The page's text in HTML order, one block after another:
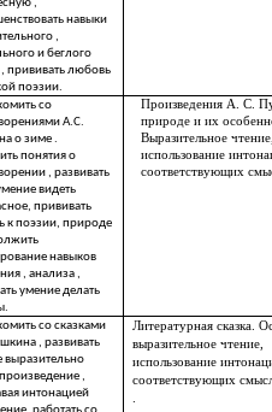
,
навыки
,
и беглого
, прививать любовь
поэзии.
со
А.С.
о зиме .
понятия о
, развивать
видеть
прививать
к поэзии, природе
навыков
, анализа ,
умение делать
Произведения А. С.
природе и их
Выразительное
использование
соответствующих
со сказками
, развивать
выразительно
произведение ,
интонацией
Литературная сказка.
выразительное чтение,
использование
соответствующих